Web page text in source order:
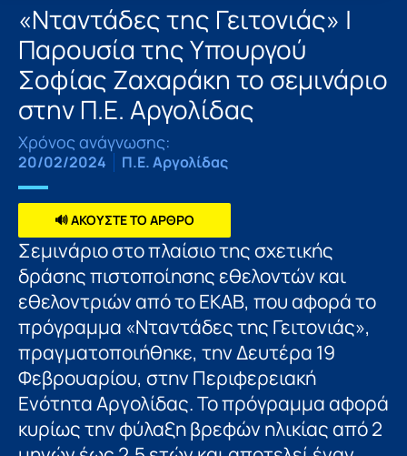
«Νταντάδες της Γειτονιάς» |
Παρουσία της Υπουργού
Σοφίας Ζαχαράκη το σεμινάριο
στην Π.Ε. Αργολίδας
Χρόνος ανάγνωσης:
20/02/2024 Π.Ε. Αργολίδας
🔊 ΑΚΟΥΣΤΕ ΤΟ ΑΡΘΡΟ
Σεμινάριο στο πλαίσιο της σχετικής
δράσης πιστοποίησης εθελοντών και
εθελοντριών από το ΕΚΑΒ, που αφορά το
πρόγραμμα «Νταντάδες της Γειτονιάς»,
πραγματοποιήθηκε, την Δευτέρα 19
Φεβρουαρίου, στην Περιφερειακή
Ενότητα Αργολίδας. Το πρόγραμμα αφορά
κυρίως την φύλαξη βρεφών ηλικίας από 2